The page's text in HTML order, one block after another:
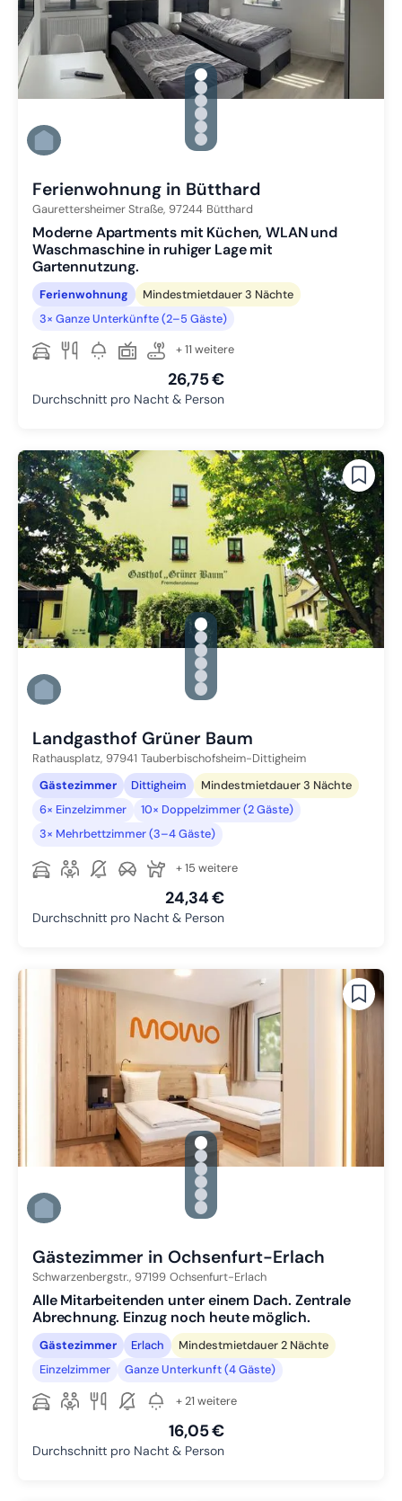
gallery.slide_selector
Zu Slide 1 wechseln
Zu Slide 2 wechseln
Zu Slide 3 wechseln
Zu Slide 4 wechseln
Zu Slide 5 wechseln
Zu Slide 6 wechseln
Ferienwohnung in Bütthard
Gaurettersheimer Straße, 97244 Bütthard
Moderne Apartments mit Küchen, WLAN und
Waschmaschine in ruhiger Lage mit
Gartennutzung.
Ferienwohnung
Mindestmietdauer 3 Nächte
3× Ganze Unterkünfte (2–5 Gäste)
+ 11 weitere
26,75 €
Durchschnitt pro Nacht & Person
gallery.slide_selector
Zu Slide 1 wechseln
Zu Slide 2 wechseln
Zu Slide 3 wechseln
Zu Slide 4 wechseln
Zu Slide 5 wechseln
Zu Slide 6 wechseln
Landgasthof Grüner Baum
Rathausplatz, 97941 Tauberbischofsheim-Dittigheim
Gästezimmer
Dittigheim
Mindestmietdauer 3 Nächte
6× Einzelzimmer
10× Doppelzimmer (2 Gäste)
3× Mehrbettzimmer (3–4 Gäste)
+ 15 weitere
24,34 €
Durchschnitt pro Nacht & Person
gallery.slide_selector
Zu Slide 1 wechseln
Zu Slide 2 wechseln
Zu Slide 3 wechseln
Zu Slide 4 wechseln
Zu Slide 5 wechseln
Zu Slide 6 wechseln
Gästezimmer in Ochsenfurt-Erlach
Schwarzenbergstr., 97199 Ochsenfurt-Erlach
Alle Mitarbeitenden unter einem Dach. Zentrale
Abrechnung. Einzug noch heute möglich.
Gästezimmer Erlach
Mindestmietdauer 2 Nächte
Einzelzimmer
Ganze Unterkunft (4 Gäste)
+ 21 weitere
16,05 €
Durchschnitt pro Nacht & Person